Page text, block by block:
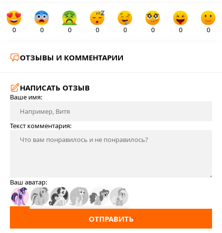
0 0 0 0 0 0 0 0
ОТЗЫВЫ И КОММЕНТАРИИ
НАПИСАТЬ ОТЗЫВ
Ваше имя:
Текст комментария:
Ваш аватар:
ОТПРАВИТЬ